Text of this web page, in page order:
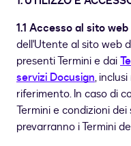
1.1 Accesso al sito
dell'Utente al sito web
presenti Termini e dai
servizi Docusign,
riferimento. In caso di
Termini e condizioni
prevarranno i Termini